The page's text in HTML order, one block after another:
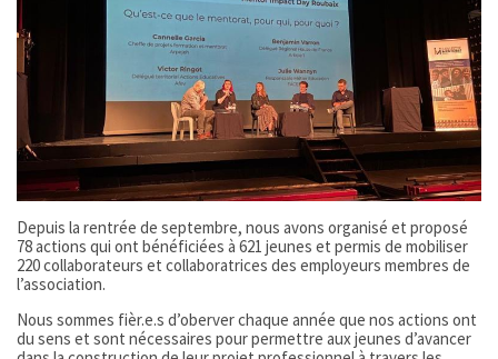
Depuis la rentrée de septembre, nous avons organisé et proposé
78 actions qui ont bénéficiées à 621 jeunes et permis de mobiliser
220 collaborateurs et collaboratrices des employeurs membres de
l’association.
Nous sommes fièr.e.s d’oberver chaque année que nos actions ont
du sens et sont nécessaires pour permettre aux jeunes d’avancer